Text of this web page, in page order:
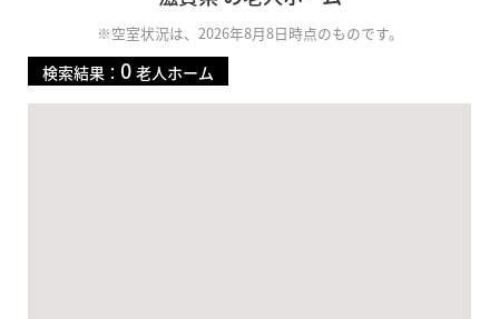
※空室状況は、2026年8月8日時点のものです。
検索結果： 0 老人ホーム